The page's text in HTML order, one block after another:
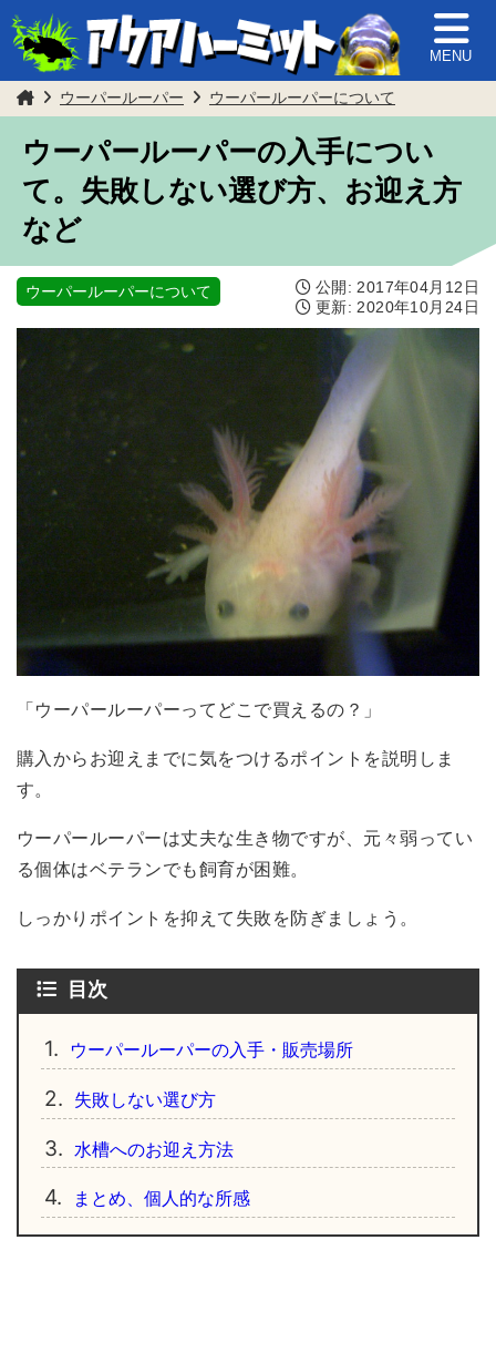
MENU
ウーパールーパー ウーパールーパーについて
ウーパールーパーの入手につい
て。失敗しない選び方、お迎え方
など
ウーパールーパーについて 公開:2017年04月12日
更新:2020年10月24日
「ウーパールーパーってどこで買えるの？」
購入からお迎えまでに気をつけるポイントを説明しま
す。
ウーパールーパーは丈夫な生き物ですが、元々弱ってい
る個体はベテランでも飼育が困難。
しっかりポイントを抑えて失敗を防ぎましょう。
目次
1. ウーパールーパーの入手・販売場所
2. 失敗しない選び方
3. 水槽へのお迎え方法
4. まとめ、個人的な所感